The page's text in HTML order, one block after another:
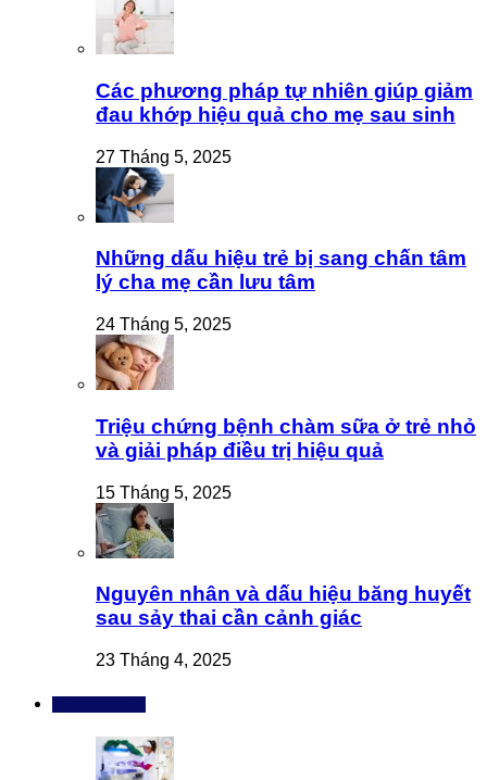
Các phương pháp tự nhiên giúp giảm
đau khớp hiệu quả cho mẹ sau sinh
27 Tháng 5, 2025
Những dấu hiệu trẻ bị sang chấn tâm
lý cha mẹ cần lưu tâm
24 Tháng 5, 2025
Triệu chứng bệnh chàm sữa ở trẻ nhỏ
và giải pháp điều trị hiệu quả
15 Tháng 5, 2025
Nguyên nhân và dấu hiệu băng huyết
sau sảy thai cần cảnh giác
23 Tháng 4, 2025